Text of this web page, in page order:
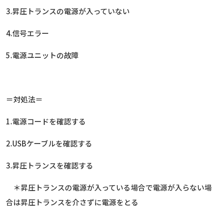
3.昇圧トランスの電源が入っていない
4.信号エラー
5.電源ユニットの故障
＝対処法＝
1.電源コードを確認する
2.USBケーブルを確認する
3.昇圧トランスを確認する
＊昇圧トランスの電源が入っている場合で電源が入らない場
合は昇圧トランスを介さずに電源をとる